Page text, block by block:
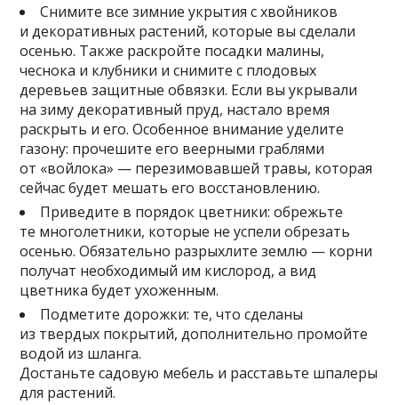
Снимите все зимние укрытия с хвойников
и декоративных растений, которые вы сделали
осенью. Также раскройте посадки малины,
чеснока и клубники и снимите с плодовых
деревьев защитные обвязки. Если вы укрывали
на зиму декоративный пруд, настало время
раскрыть и его. Особенное внимание уделите
газону: прочешите его веерными граблями
от «войлока» — перезимовавшей травы, которая
сейчас будет мешать его восстановлению.
Приведите в порядок цветники: обрежьте
те многолетники, которые не успели обрезать
осенью. Обязательно разрыхлите землю — корни
получат необходимый им кислород, а вид
цветника будет ухоженным.
Подметите дорожки: те, что сделаны
из твердых покрытий, дополнительно промойте
водой из шланга.
Достаньте садовую мебель и расставьте шпалеры
для растений.